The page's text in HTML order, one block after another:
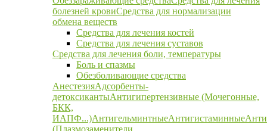
болезней кровиСредства для нормализации
обмена веществ
Средства для лечения костей
Средства для лечения суставов
Средства для лечения боли, температуры
Боль и спазмы
Обезболивающие средства
АнестезияАдсорбенты-
детоксикантыАнтигипертензивные (Мочегонные,
БКК,
ИАПФ...)АнтигельминтныеАнтигистаминные